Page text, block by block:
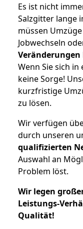
Es ist nicht
Salzgitter lange
müssen
Jobwechseln
Wenn Sie sich
keine Sorge!
kurzfristige
zu lösen.
Wir verfügen
durch unseren
qualifizierten
Auswahl an
Problem löst.
Wir legen
Leistungs-
Qualität!